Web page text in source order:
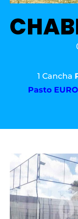
1 Cancha
Pasto